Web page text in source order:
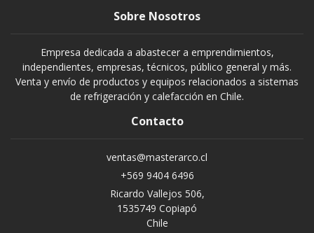
Sobre Nosotros
Empresa dedicada a abastecer a emprendimientos,
independientes, empresas, técnicos, público general y más.
Venta y envío de productos y equipos relacionados a sistemas
de refrigeración y calefacción en Chile.
Contacto
ventas@masterarco.cl
+569 9404 6496
Ricardo Vallejos 506,
1535749 Copiapó
Chile